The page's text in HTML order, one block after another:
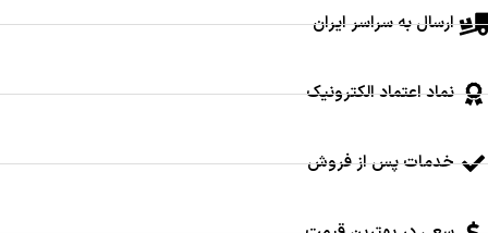
ارسال به سراسر ایران
نماد اعتماد الکترونیک
خدمات پس از فروش